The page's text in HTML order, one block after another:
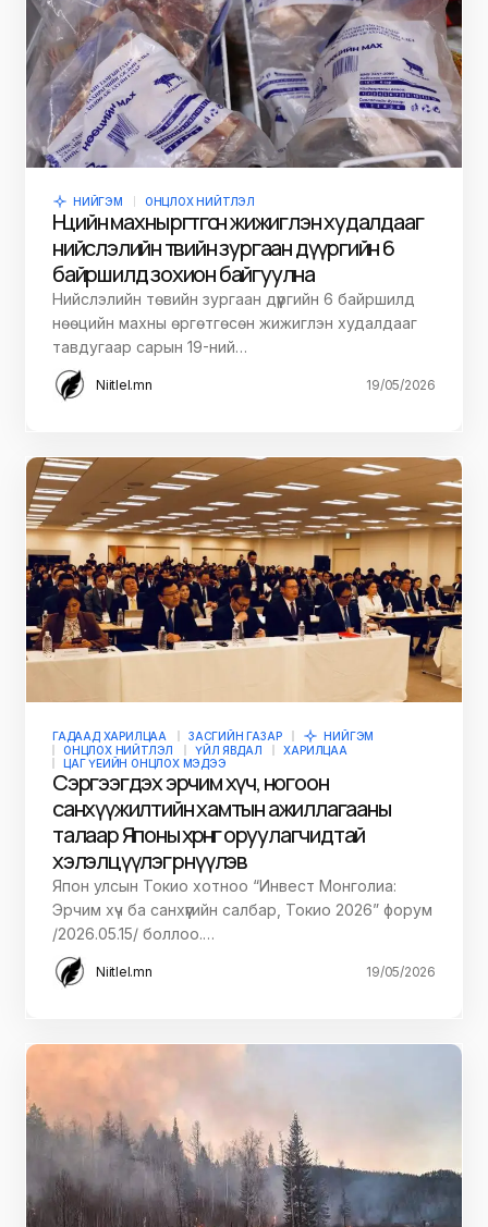
НИЙГЭМ ОНЦЛОХ НИЙТЛЭЛ
Нөөцийн махны өргөтгөсөн жижиглэн худалдааг
нийслэлийн төвийн зургаан дүүргийн 6
байршилд зохион байгуулна
Нийслэлийн төвийн зургаан дүүргийн 6 байршилд
нөөцийн махны өргөтгөсөн жижиглэн худалдааг
тавдугаар сарын 19-ний…
Niitlel.mn 19/05/2026
ГАДААД ХАРИЛЦАА ЗАСГИЙН ГАЗАР
НИЙГЭМ
ОНЦЛОХ НИЙТЛЭЛ
ҮЙЛ ЯВДАЛ
ХАРИЛЦАА
ЦАГ ҮЕИЙН ОНЦЛОХ МЭДЭЭ
Сэргээгдэх эрчим хүч, ногоон
санхүүжилтийн хамтын ажиллагааны
талаар Японы хөрөнгө оруулагчидтай
хэлэлцүүлэг өрнүүлэв
Япон улсын Токио хотноо “Инвест Монголиа:
Эрчим хүч ба санхүүгийн салбар, Токио 2026” форум
/2026.05.15/ боллоо.…
Niitlel.mn 19/05/2026